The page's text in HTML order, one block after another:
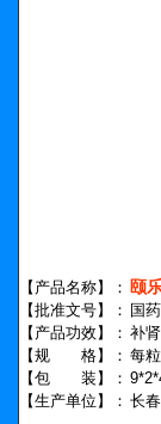
【产品名称】： 颐
【批准文号】： 国
【产品功效】： 补
【规 格】： 每
【包 装】：
【生产单位】： 长